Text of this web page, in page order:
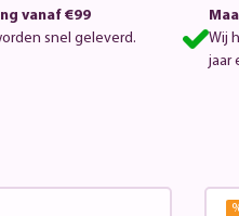
vanaf €99
snel geleverd.
Wij
jaar